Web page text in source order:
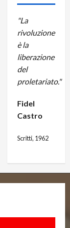
"La
rivoluzione
è la
liberazione
del
proletariato."
Fidel
Castro
Scritti, 1962